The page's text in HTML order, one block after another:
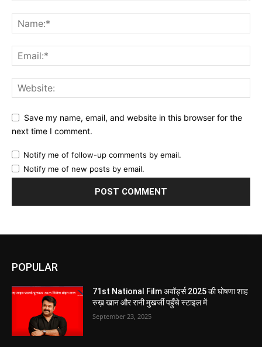
Save my name, email, and website in this browser for the
next time I comment.
Notify me of follow-up comments by email.
Notify me of new posts by email.
POPULAR
71st National Film अवॉर्ड्स 2025 की घोषणा शाह
रुख़ खान और रानी मुखर्जी पहुँचे स्टाइल में
September 23, 2025